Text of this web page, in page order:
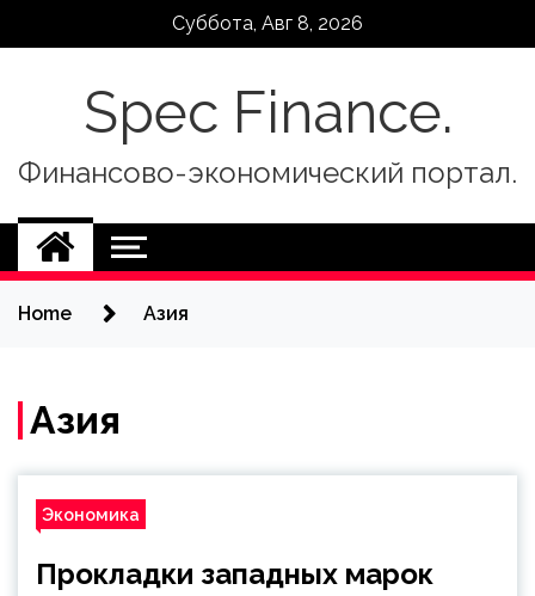
Суббота, Авг 8, 2026
Spec Finance.
Финансово-экономический портал.
Home Азия
Азия
Экономика
Прокладки западных марок